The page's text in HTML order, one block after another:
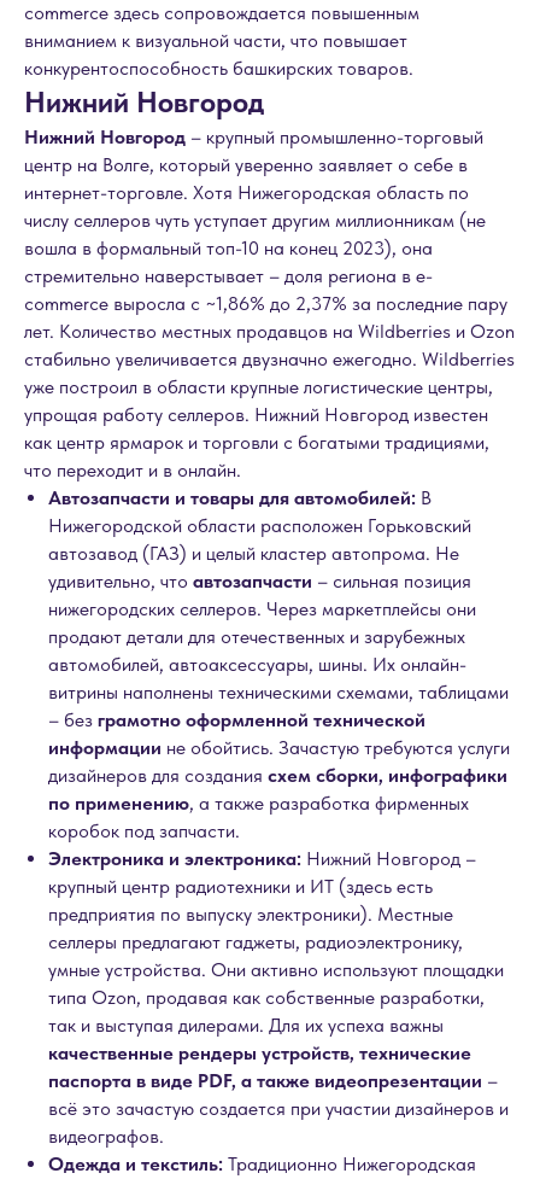
commerce здесь сопровождается повышенным
вниманием к визуальной части, что повышает
конкурентоспособность башкирских товаров.
Нижний Новгород
Нижний Новгород – крупный промышленно-торговый
центр на Волге, который уверенно заявляет о себе в
интернет-торговле. Хотя Нижегородская область по
числу селлеров чуть уступает другим миллионникам (не
вошла в формальный топ-10 на конец 2023), она
стремительно наверстывает – доля региона в e-
commerce выросла с ~1,86% до 2,37% за последние пару
лет. Количество местных продавцов на Wildberries и Ozon
стабильно увеличивается двузначно ежегодно. Wildberries
уже построил в области крупные логистические центры,
упрощая работу селлеров. Нижний Новгород известен
как центр ярмарок и торговли с богатыми традициями,
что переходит и в онлайн.
Автозапчасти и товары для автомобилей: В
Нижегородской области расположен Горьковский
автозавод (ГАЗ) и целый кластер автопрома. Не
удивительно, что автозапчасти – сильная позиция
нижегородских селлеров. Через маркетплейсы они
продают детали для отечественных и зарубежных
автомобилей, автоаксессуары, шины. Их онлайн-
витрины наполнены техническими схемами, таблицами
– без грамотно оформленной технической
информации не обойтись. Зачастую требуются услуги
дизайнеров для создания схем сборки, инфографики
по применению, а также разработка фирменных
коробок под запчасти.
Электроника и электроника: Нижний Новгород –
крупный центр радиотехники и ИТ (здесь есть
предприятия по выпуску электроники). Местные
селлеры предлагают гаджеты, радиоэлектронику,
умные устройства. Они активно используют площадки
типа Ozon, продавая как собственные разработки,
так и выступая дилерами. Для их успеха важны
качественные рендеры устройств, технические
паспорта в виде PDF, а также видеопрезентации –
всё это зачастую создается при участии дизайнеров и
видеографов.
Одежда и текстиль: Традиционно Нижегородская